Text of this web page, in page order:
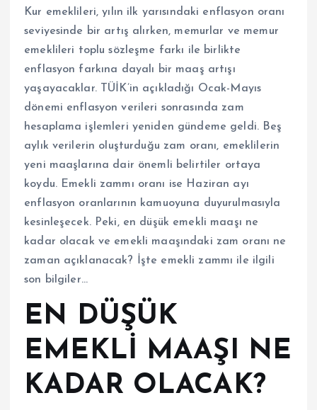
Kur emeklileri, yılın ilk yarısındaki enflasyon oranı
seviyesinde bir artış alırken, memurlar ve memur
emeklileri toplu sözleşme farkı ile birlikte
enflasyon farkına dayalı bir maaş artışı
yaşayacaklar. TÜİK’in açıkladığı Ocak-Mayıs
dönemi enflasyon verileri sonrasında zam
hesaplama işlemleri yeniden gündeme geldi. Beş
aylık verilerin oluşturduğu zam oranı, emeklilerin
yeni maaşlarına dair önemli belirtiler ortaya
koydu. Emekli zammı oranı ise Haziran ayı
enflasyon oranlarının kamuoyuna duyurulmasıyla
kesinleşecek. Peki, en düşük emekli maaşı ne
kadar olacak ve emekli maaşındaki zam oranı ne
zaman açıklanacak? İşte emekli zammı ile ilgili
son bilgiler…
EN DÜŞÜK
EMEKLİ MAAŞI NE
KADAR OLACAK?